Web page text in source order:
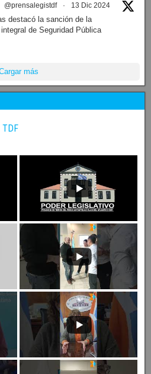
@prensalegistdf · 13 Dic 2024
destacó la sanción de la
de Seguridad Pública
más
TDF